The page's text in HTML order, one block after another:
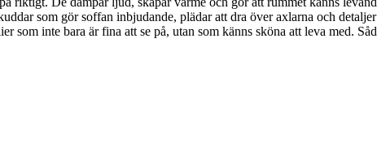
som gör soffan inbjudande, plädar att dra över axlarna och
som inte bara är fina att se på, utan som känns sköna att leva med.